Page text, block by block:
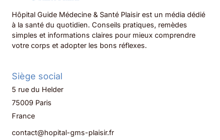
Hôpital Guide Médecine & Santé Plaisir est un média dédié
à la santé du quotidien. Conseils pratiques, remèdes
simples et informations claires pour mieux comprendre
votre corps et adopter les bons réflexes.
Siège social
5 rue du Helder
75009 Paris
France
contact@hopital-gms-plaisir.fr